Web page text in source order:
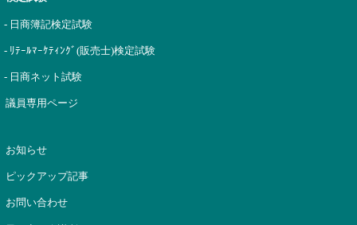
- 日商簿記検定試験
- ﾘﾃｰﾙﾏｰｹﾃｨﾝｸﾞ(販売士)検定試験
- 日商ネット試験
議員専用ページ
お知らせ
ピックアップ記事
お問い合わせ